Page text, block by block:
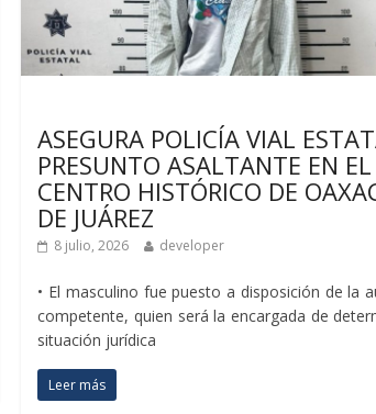
ASEGURA POLICÍA VIAL
PRESUNTO ASALTANTE EN EL
CENTRO HISTÓRICO DE
DE JUÁREZ
8 julio, 2026 developer
•⁠ ⁠El masculino fue puesto a disposición de la
competente, quien será la encargada de
situación jurídica
Leer más